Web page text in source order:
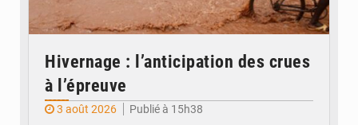
Hivernage : l’anticipation des crues
à l’épreuve
3 août 2026
Publié à 15h38